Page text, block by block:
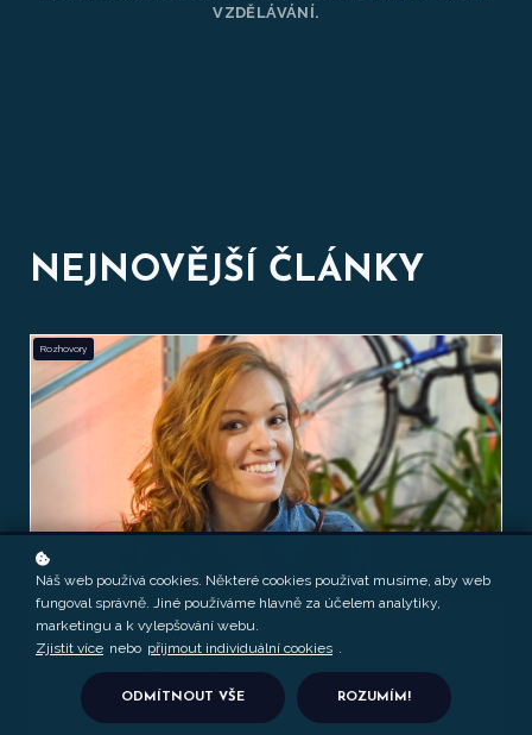
VZDĚLÁVÁNÍ.
NEJNOVĚJŠÍ ČLÁNKY
Rozhovory
ODJANA PROCHÁSKOVÁ
Jde to i bez počítání kalorií, říká nutriční
terapeutka Pavlína Kosečková
Nemusíte vážit každé sousto ani dodržovat pět jídel denně. Stačí
Náš web používá cookies. Některé cookies používat musíme, aby web
fungoval správně. Jiné používáme hlavně za účelem analytiky,
marketingu a k vylepšování webu.
Zjistit více nebo přijmout individuální cookies .
ODMÍTNOUT VŠE ROZUMÍM!